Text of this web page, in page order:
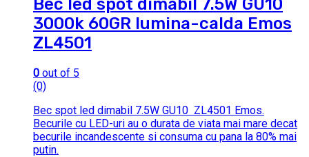
Bec led spot dimabil 7.5W GU10
3000k 60GR lumina-calda Emos
ZL4501
0 out of 5
(0)
Bec spot led dimabil 7.5W GU10 ZL4501 Emos.
Becurile cu LED-uri au o durata de viata mai mare decat
becurile incandescente si consuma cu pana la 80% mai
putin.